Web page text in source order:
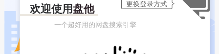
欢迎使用盘他
一个超好用的网盘搜索引擎